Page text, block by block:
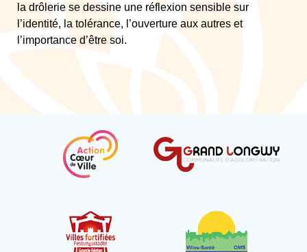
la drôlerie se dessine une réflexion sensible sur
l’identité, la tolérance, l’ouverture aux autres et
l’importance d’être soi.